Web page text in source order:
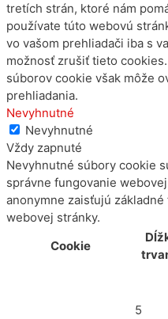
tretích strán, ktoré nám
používate túto webovú
vo vašom prehliadači iba s
možnosť zrušiť tieto
súborov cookie však môže
prehliadania.
Nevyhnutné
Nevyhnutné
Vždy zapnuté
Nevyhnutné súbory cookie
správne fungovanie
anonymne zaisťujú
webovej stránky.
Cookie
5